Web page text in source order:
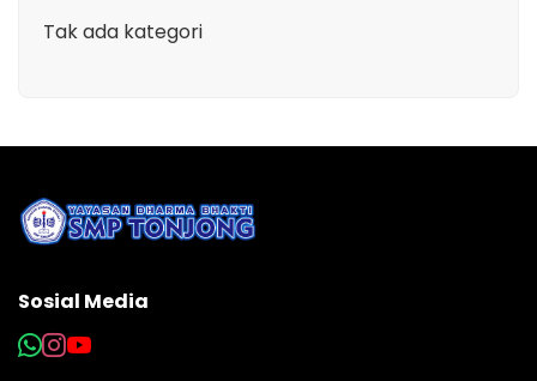
Tak ada kategori
Sosial Media